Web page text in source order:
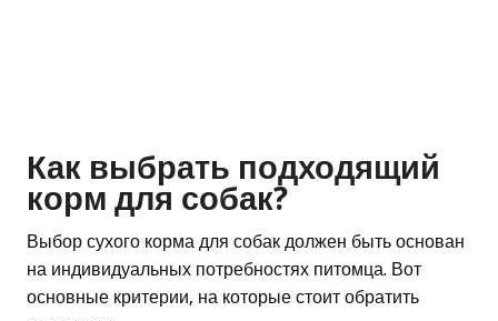
Как выбрать подходящий
корм для собак?
Выбор сухого корма для собак должен быть основан
на индивидуальных потребностях питомца. Вот
основные критерии, на которые стоит обратить